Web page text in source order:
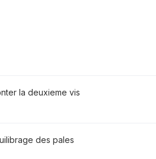
la deuxieme vis
des pales